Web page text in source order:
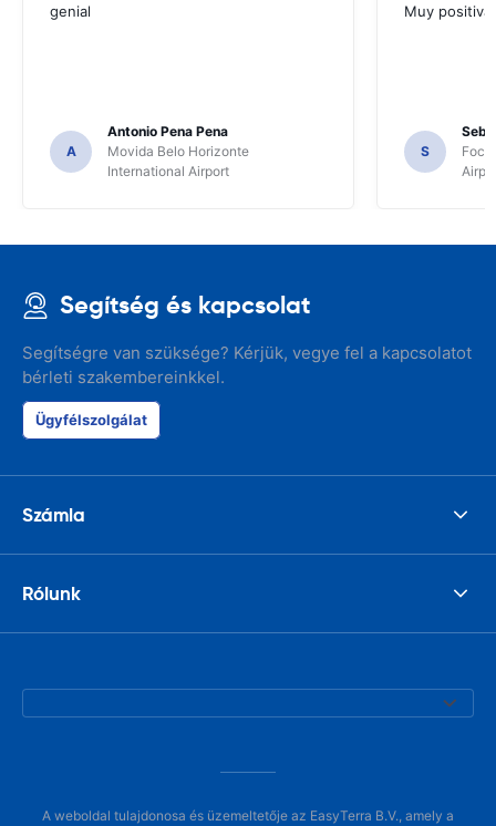
genial
A
Antonio Pena Pena
Movida Belo Horizonte
International Airport
Muy positiva
S
Foco
Segítség és kapcsolat
Segítségre van szüksége? Kérjük, vegye fel a kapcsolatot
bérleti szakembereinkkel.
Ügyfélszolgálat
Számla
Rólunk
A weboldal tulajdonosa és üzemeltetője az EasyTerra B.V., amely a